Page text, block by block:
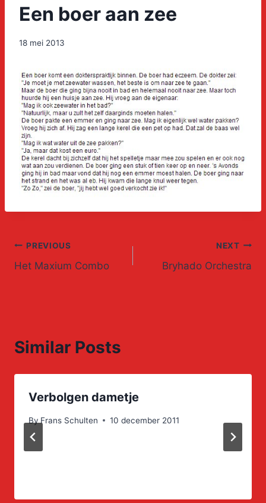
Een boer aan zee
18 mei 2013
Post
navigation
PREVIOUS
Het Maxium Combo
NEXT
Bryhado Orchestra
Similar Posts
Verbolgen dametje
By Frans Schulten 10 december 2011